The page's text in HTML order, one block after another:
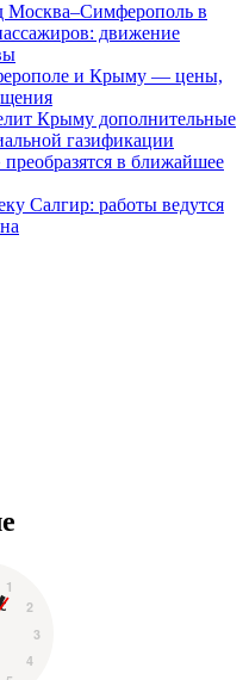
Москва–Симферополь в
движение
и Крыму — цены,
Крыму дополнительные
газификации
в ближайшее
Салгир: работы ведутся